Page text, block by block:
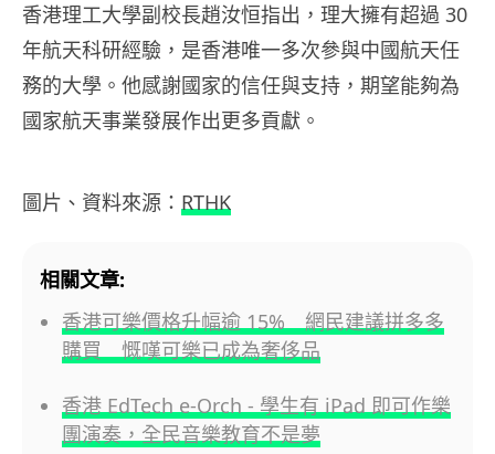
香港理工大學副校長趙汝恒指出，理大擁有超過 30
年航天科研經驗，是香港唯一多次參與中國航天任
務的大學。他感謝國家的信任與支持，期望能夠為
國家航天事業發展作出更多貢獻。
圖片、資料來源： RTHK
相關文章:
香港可樂價格升幅逾 15% 網民建議拼多多
購買 慨嘆可樂已成為奢侈品
香港 EdTech e-Orch - 學生有 iPad 即可作樂
團演奏，全民音樂教育不是夢